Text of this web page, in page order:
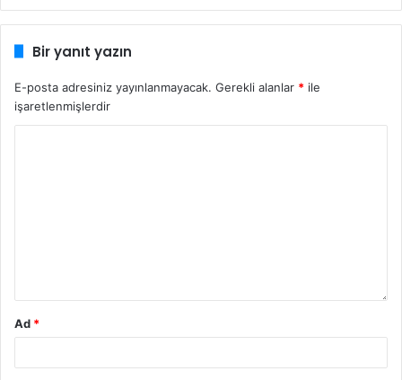
Bir yanıt yazın
E-posta adresiniz yayınlanmayacak. Gerekli alanlar * ile
işaretlenmişlerdir
Ad *